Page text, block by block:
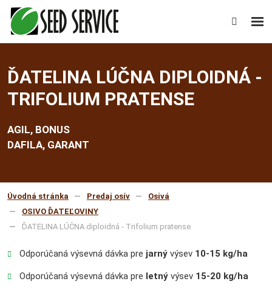
ĎATELINA LÚČNA DIPLOIDNÁ -
TRIFOLIUM PRATENSE
AGIL, BONUS
DAFILA, GARANT
Úvodná stránka Predaj osív
Osivá
OSIVO ĎATEĽOVINY
ĎATELINA LÚČNA diploidná - Trifolium pratense
Odporúčaná výsevná dávka pre jarnývýsev 10-15 kg/ha
Odporúčaná výsevná dávka pre letnývýsev 15-20 kg/ha